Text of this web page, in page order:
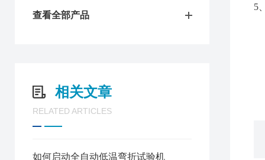
查看全部产品
相关文章
RELATED ARTICLES
如何启动全自动低温弯折试验机
5